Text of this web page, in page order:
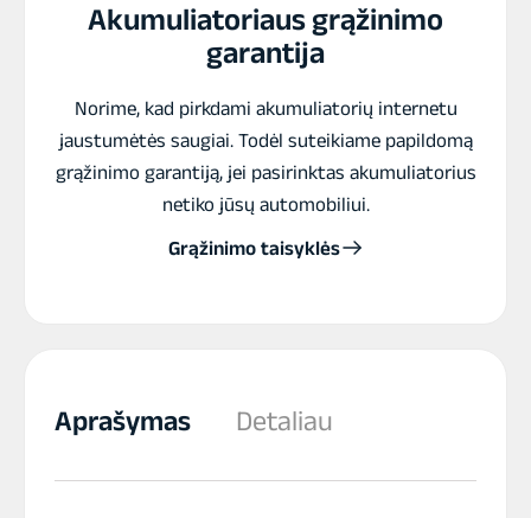
Akumuliatoriaus grąžinimo
garantija
Norime, kad pirkdami akumuliatorių internetu
jaustumėtės saugiai. Todėl suteikiame papildomą
grąžinimo garantiją, jei pasirinktas akumuliatorius
netiko jūsų automobiliui.
Grąžinimo taisyklės
Aprašymas Detaliau